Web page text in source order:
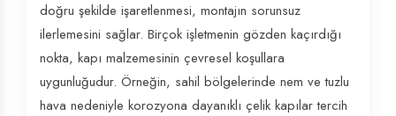
doğru şekilde işaretlenmesi, montajın sorunsuz
ilerlemesini sağlar. Birçok işletmenin gözden kaçırdığı
nokta, kapı malzemesinin çevresel koşullara
uygunluğudur. Örneğin, sahil bölgelerinde nem ve tuzlu
hava nedeniyle korozyona dayanıklı çelik kapılar tercih